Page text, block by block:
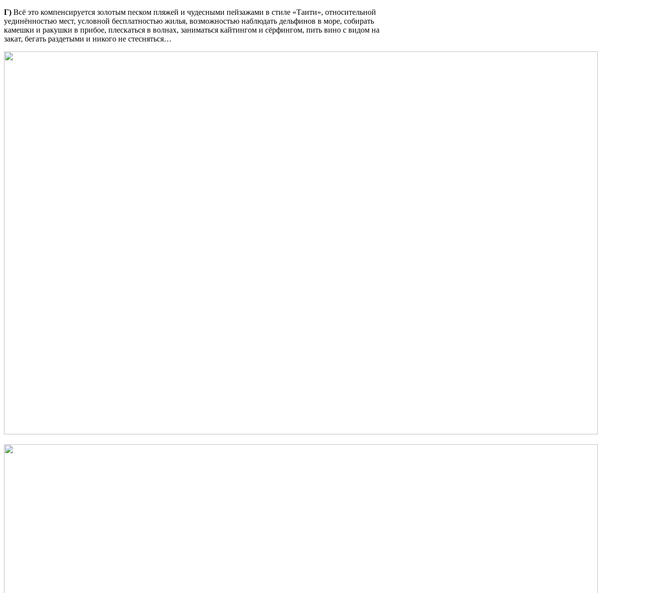
Г) Всё это компенсируется золотым песком пляжей и чудесными пейзажами в стиле «Таити», относительной
уединённостью мест, условной бесплатностью жилья, возможностью наблюдать дельфинов в море, собирать
камешки и ракушки в прибое, плескаться в волнах, заниматься кайтингом и сёрфингом, пить вино с видом на
закат, бегать раздетыми и никого не стесняться…